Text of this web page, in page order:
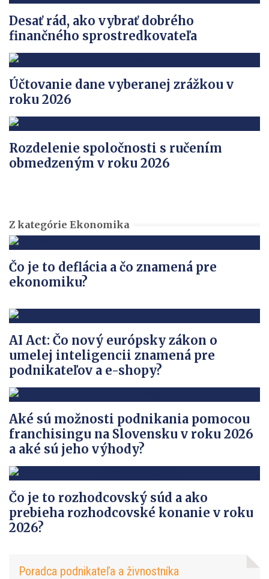
Desať rád, ako vybrať dobrého
finančného sprostredkovateľa
Účtovanie dane vyberanej zrážkou v
roku 2026
Rozdelenie spoločnosti s ručením
obmedzeným v roku 2026
Z kategórie Ekonomika
Čo je to deflácia a čo znamená pre
ekonomiku?
AI Act: Čo nový európsky zákon o
umelej inteligencii znamená pre
podnikateľov a e-shopy?
Aké sú možnosti podnikania pomocou
franchisingu na Slovensku v roku 2026
a aké sú jeho výhody?
Čo je to rozhodcovský súd a ako
prebieha rozhodcovské konanie v roku
2026?
Poradca podnikateľa a živnostníka